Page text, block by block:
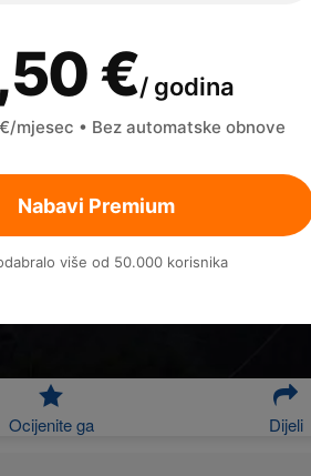
Ocijenite ga Dijeli
€/ godina
mjesec • Bez automatske obnove
Nabavi Premium
više od 50.000 korisnika